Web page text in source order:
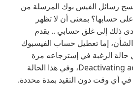
رسائل الفيس بوك المرسلة من
حسابها؟ بمعنى أن لا تظهر
ذلك إلى غلق حسابي .. يقدم
الشأن، إما تعطيل حساب الفيسبوك
الرغبة في إسترجاعه مرة
أخرى، وتسمى Deactivating account، وفي هذا الحالة
أي وقت دون التقيد بمدة محددة.